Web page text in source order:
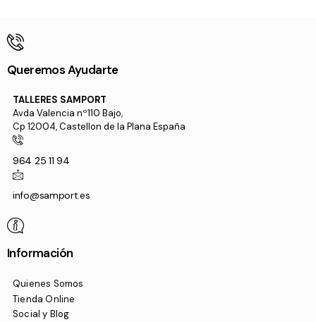
Queremos Ayudarte
TALLERES SAMPORT
Avda Valencia nº110 Bajo,
Cp 12004, Castellon de la Plana España
964 25 11 94
info@samport.es
Información
Quienes Somos
Tienda Online
Social y Blog